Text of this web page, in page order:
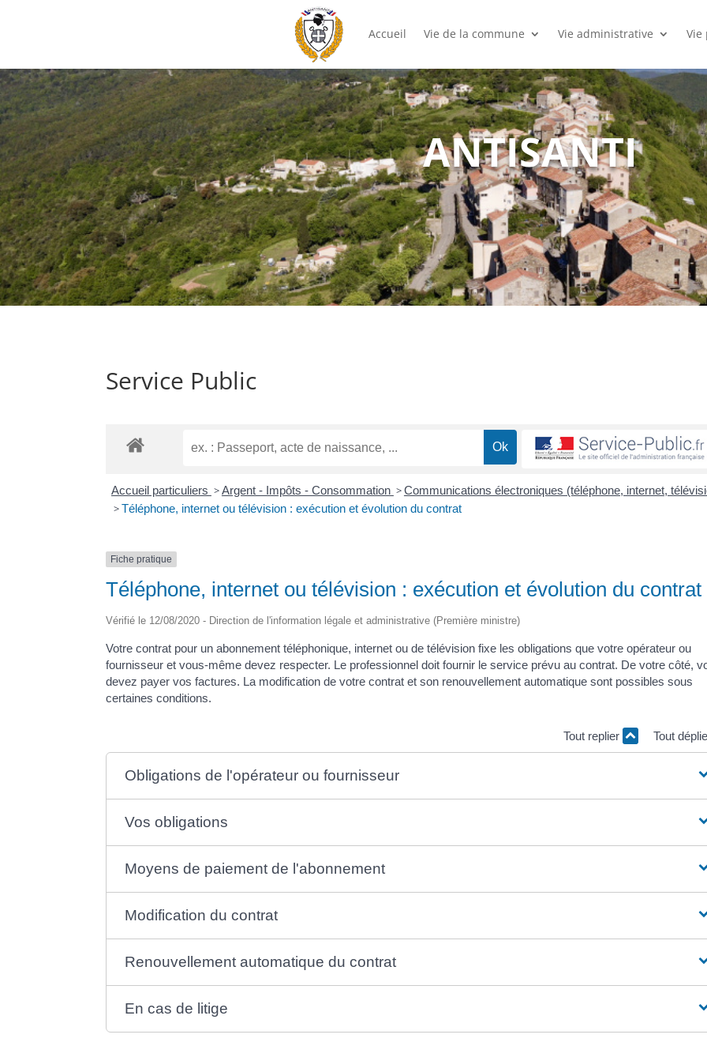
Accueil Vie de la commune Vie administrative Vie
ANTISANTI
Service Public
Accueil particuliers >Argent - Impôts - Consommation >Communications électroniques (téléphone, internet,
>Téléphone, internet ou télévision : exécution et évolution du contrat
Fiche pratique
Téléphone, internet ou télévision : exécution et évolution du contrat
Vérifié le 12/08/2020 - Direction de l'information légale et administrative (Première ministre)
Votre contrat pour un abonnement téléphonique, internet ou de télévision fixe les obligations que votre opérateur ou
fournisseur et vous-même devez respecter. Le professionnel doit fournir le service prévu au contrat. De votre côté,
devez payer vos factures. La modification de votre contrat et son renouvellement automatique sont possibles sous
certaines conditions.
Tout replier Tout
Obligations de l'opérateur ou fournisseur
Vos obligations
Moyens de paiement de l'abonnement
Modification du contrat
Renouvellement automatique du contrat
En cas de litige